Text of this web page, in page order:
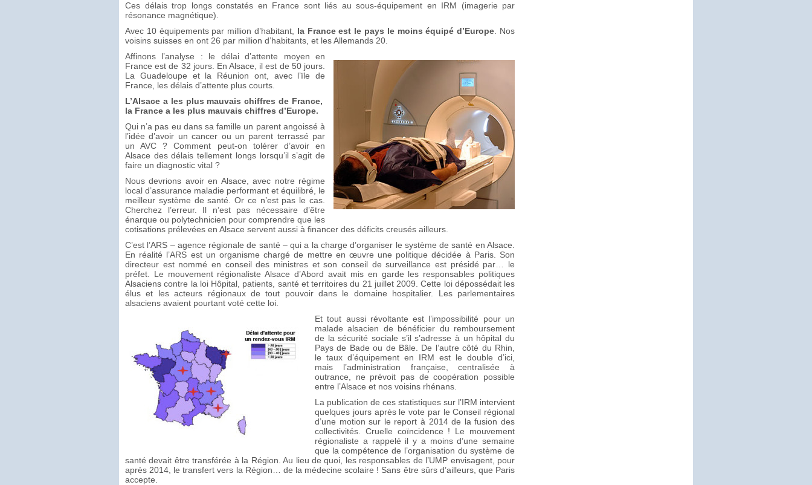
Ces délais trop longs constatés en France sont liés au sous-équipement en IRM (imagerie par
résonance magnétique).
Avec 10 équipements par million d’habitant, la France est le pays le moins équipé d’Europe . Nos
voisins suisses en ont 26 par million d’habitants, et les Allemands 20.
Affinons l’analyse : le délai d’attente moyen en
France est de 32 jours. En Alsace, il est de 50 jours.
La Guadeloupe et la Réunion ont, avec l’ïle de
France, les délais d’attente plus courts.
L’Alsace a les plus mauvais chiffres de France,
la France a les plus mauvais chiffres d’Europe.
Qui n’a pas eu dans sa famille un parent angoissé à
l’idée d’avoir un cancer ou un parent terrassé par
un AVC ? Comment peut-on tolérer d’avoir en
Alsace des délais tellement longs lorsqu’il s’agit de
faire un diagnostic vital ?
Nous devrions avoir en Alsace, avec notre régime
local d’assurance maladie performant et équilibré, le
meilleur système de santé. Or ce n’est pas le cas.
Cherchez l’erreur. Il n’est pas nécessaire d’être
énarque ou polytechnicien pour comprendre que les
cotisations prélevées en Alsace servent aussi à financer des déficits creusés ailleurs.
C’est l’ARS – agence régionale de santé – qui a la charge d’organiser le système de santé en Alsace.
En réalité l’ARS est un organisme chargé de mettre en œuvre une politique décidée à Paris. Son
directeur est nommé en conseil des ministres et son conseil de surveillance est présidé par… le
préfet. Le mouvement régionaliste Alsace d’Abord avait mis en garde les responsables politiques
Alsaciens contre la loi Hôpital, patients, santé et territoires du 21 juillet 2009. Cette loi dépossédait les
élus et les acteurs régionaux de tout pouvoir dans le domaine hospitalier. Les parlementaires
alsaciens avaient pourtant voté cette loi.
Et tout aussi révoltante est l’impossibilité pour un
malade alsacien de bénéficier du remboursement
de la sécurité sociale s’il s’adresse à un hôpital du
Pays de Bade ou de Bâle. De l’autre côté du Rhin,
le taux d’équipement en IRM est le double d’ici,
mais l’administration française, centralisée à
outrance, ne prévoit pas de coopération possible
entre l’Alsace et nos voisins rhénans.
La publication de ces statistiques sur l’IRM intervient
quelques jours après le vote par le Conseil régional
d’une motion sur le report à 2014 de la fusion des
collectivités. Cruelle coïncidence ! Le mouvement
régionaliste a rappelé il y a moins d’une semaine
que la compétence de l’organisation du système de
santé devait être transférée à la Région. Au lieu de quoi, les responsables de l’UMP envisagent, pour
après 2014, le transfert vers la Région… de la médecine scolaire ! Sans être sûrs d’ailleurs, que Paris
accepte.